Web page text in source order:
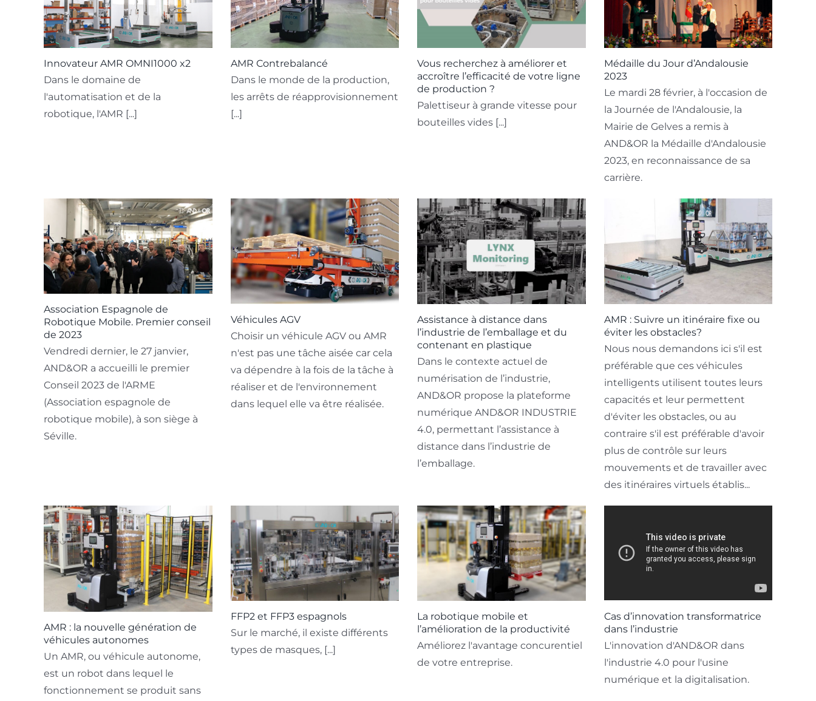
Innovateur AMR OMNI1000 x2
Dans le domaine de
l'automatisation et de la
robotique, l'AMR [...]
AMR Contrebalancé
Dans le monde de la production,
les arrêts de réapprovisionnement
[...]
Vous recherchez à améliorer et
accroître l’efficacité de votre ligne
de production ?
Palettiseur à grande vitesse pour
bouteilles vides [...]
Médaille du Jour d’Andalousie
2023
Le mardi 28 février, à l'occasion de
la Journée de l'Andalousie, la
Mairie de Gelves a remis à
AND&OR la ​​Médaille d'Andalousie
2023, en reconnaissance de sa
carrière.
Association Espagnole de
Robotique Mobile. Premier conseil
de 2023
Vendredi dernier, le 27 janvier,
AND&OR a accueilli le premier
Conseil 2023 de l'ARME
(Association espagnole de
robotique mobile), à ​​son siège à
Séville.
Véhicules AGV
Choisir un véhicule AGV ou AMR
n'est pas une tâche aisée car cela
va dépendre à la fois de la tâche à
réaliser et de l'environnement
dans lequel elle va être réalisée.
Assistance à distance dans
l’industrie de l’emballage et du
contenant en plastique
Dans le contexte actuel de
numérisation de l’industrie,
AND&OR propose la plateforme
numérique AND&OR INDUSTRIE
4.0, permettant l’assistance à
distance dans l’industrie de
l’emballage.
AMR : Suivre un itinéraire fixe ou
éviter les obstacles?
Nous nous demandons ici s'il est
préférable que ces véhicules
intelligents utilisent toutes leurs
capacités et leur permettent
d'éviter les obstacles, ou au
contraire s'il est préférable d'avoir
plus de contrôle sur leurs
mouvements et de travailler avec
des itinéraires virtuels établis...
AMR : la nouvelle génération de
véhicules autonomes
Un AMR, ou véhicule autonome,
est un robot dans lequel le
fonctionnement se produit sans
FFP2 et FFP3 espagnols
Sur le marché, il existe différents
types de masques, [...]
La robotique mobile et
l’amélioration de la productivité
Améliorez l'avantage concurentiel
de votre entreprise.
Cas d’innovation transformatrice
dans l’industrie
L'innovation d'AND&OR dans
l'industrie 4.0 pour l'usine
numérique et la digitalisation.